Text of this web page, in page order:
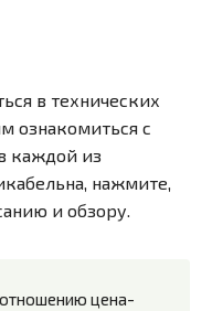
в технических
ознакомиться с
каждой из
нажмите,
и обзору.
цена-